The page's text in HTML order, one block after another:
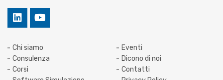
Chi siamo
Consulenza
Corsi
Eventi
Dicono di noi
Contatti